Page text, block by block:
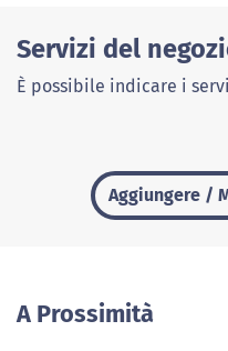
Servizi del
È possibile indicare i
Aggiungere /
A Prossimità